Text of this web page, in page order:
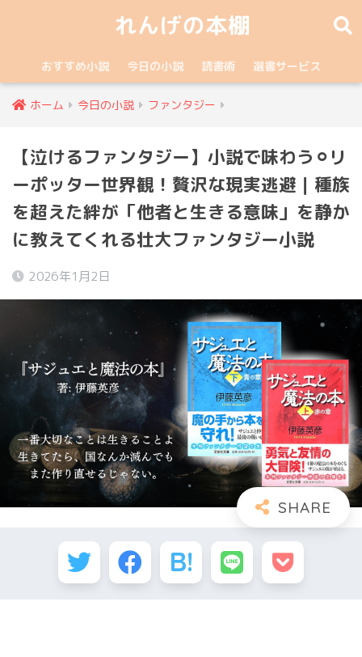
れんげの本棚
おすすめ小説 今日の小説 読書術 選書サービス
ホーム 今日の小説 ファンタジー
【泣けるファンタジー】小説で味わう⚪︎リ
ーポッター世界観！贅沢な現実逃避｜種族
を超えた絆が「他者と生きる意味」を静か
に教えてくれる壮大ファンタジー小説
2026年1月2日